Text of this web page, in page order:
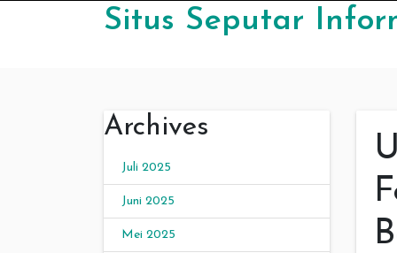
Situs Seputar
Archives
Juli 2025
Juni 2025
Mei 2025